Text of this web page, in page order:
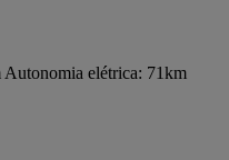
elétrica: 71km